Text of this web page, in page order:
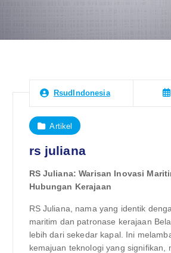
RsudIndonesia
Artikel
rs juliana
RS Juliana: Warisan Inovasi
Hubungan Kerajaan
RS Juliana, nama yang identik
maritim dan patronase kerajaan
lebih dari sekedar kapal. Ini
kemajuan teknologi yang signifikan,